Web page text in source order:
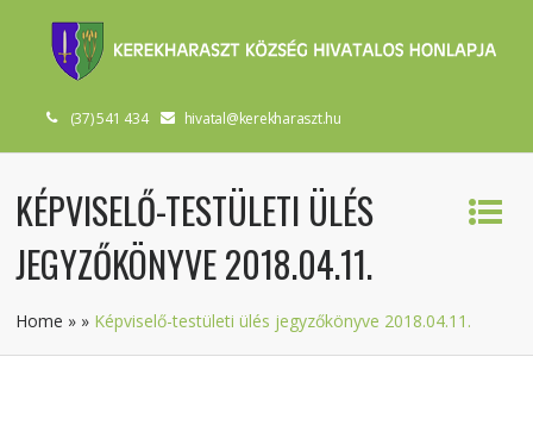
(37) 541 434 hivatal@kerekharaszt.hu
KÉPVISELŐ-TESTÜLETI ÜLÉS
JEGYZŐKÖNYVE 2018.04.11.
Home » » Képviselő-testületi ülés jegyzőkönyve 2018.04.11.